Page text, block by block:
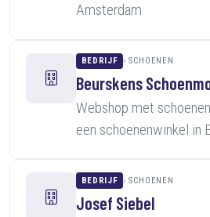
Amsterdam
BEDRIJF SCHOENEN
Beurskens
Webshop met
een schoenenwinkel in
BEDRIJF SCHOENEN
Josef Siebel